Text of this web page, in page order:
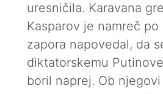
uresničila. Karavana
Kasparov je namreč
zapora napovedal, da
diktatorskemu
boril naprej. Ob